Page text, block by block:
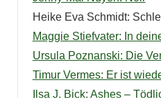
Heike Eva Schmidt:
Maggie Stiefvater: In
Ursula Poznanski: Die
Timur Vermes: Er ist
Ilsa J. Bick: Ashes –